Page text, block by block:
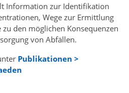
Information zur Identifikation
Wege zur Ermittlung
den möglichen Konsequenzen
von Abfällen.
Publikationen >